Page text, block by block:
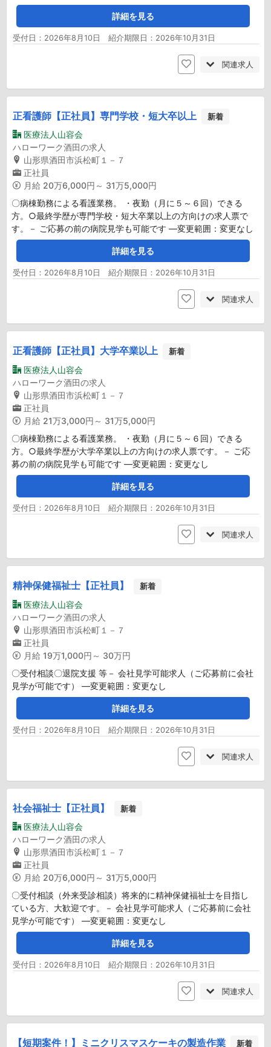
詳細を見る
受付日：2026年8月10日 紹介期限日：2026年10月31日
関連求人
正看護師【正社員】専門学校・短大卒以上 新着
医療法人山容会
ハローワーク酒田の求人
山形県酒田市浜松町１－７
正社員
月給 20万6,000円～ 31万5,000円
〇病棟勤務による看護業務。 ・夜勤（月に５～６回）できる
方。○最終学歴が専門学校・短大卒業以上の方向けの求人票で
す。－ ご応募の前の病院見学も可能です ―変更範囲：変更なし
詳細を見る
受付日：2026年8月10日 紹介期限日：2026年10月31日
関連求人
正看護師【正社員】大学卒業以上 新着
医療法人山容会
ハローワーク酒田の求人
山形県酒田市浜松町１－７
正社員
月給 21万3,000円～ 31万5,000円
〇病棟勤務による看護業務。 ・夜勤（月に５～６回）できる
方。○最終学歴が大学卒業以上の方向けの求人票です。－ ご応
募の前の病院見学も可能です ―変更範囲：変更なし
詳細を見る
受付日：2026年8月10日 紹介期限日：2026年10月31日
関連求人
精神保健福祉士【正社員】 新着
医療法人山容会
ハローワーク酒田の求人
山形県酒田市浜松町１－７
正社員
月給 19万1,000円～ 30万円
〇受付相談〇退院支援 等－ 会社見学可能求人（ご応募前に会社
見学が可能です） ―変更範囲：変更なし
詳細を見る
受付日：2026年8月10日 紹介期限日：2026年10月31日
関連求人
社会福祉士【正社員】 新着
医療法人山容会
ハローワーク酒田の求人
山形県酒田市浜松町１－７
正社員
月給 20万6,000円～ 31万5,000円
〇受付相談（外来受診相談）将来的に精神保健福祉士を目指し
ている方、大歓迎です。－ 会社見学可能求人（ご応募前に会社
見学が可能です） ―変更範囲：変更なし
詳細を見る
受付日：2026年8月10日 紹介期限日：2026年10月31日
関連求人
【短期案件！】ミニクリスマスケーキの製造作業 新着